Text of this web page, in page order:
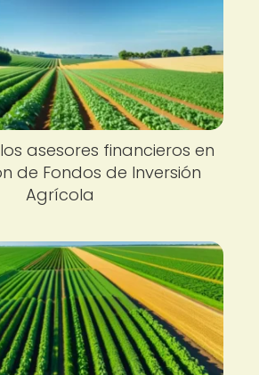
asesores financieros en
de Fondos de Inversión
Agrícola